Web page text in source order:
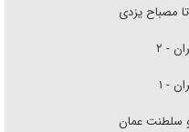
مصباح یزدی
- ۲
- ۱
سلطنت عمان